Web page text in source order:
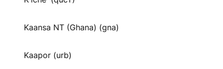
Kaansa NT (Ghana) (gna)
Kaapor (urb)